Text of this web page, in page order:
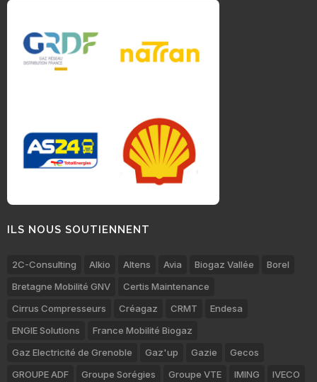
ILS NOUS SOUTIENNENT
2C-Consulting Alkio Altens Avia Biogaz Vallée
Borel
Bretagne Mobilité GNV
Certis Maintenance
Cirrus Compresseurs
Créagaz CRMT
Endesa
ENGIE Solutions
France Mobilité Biogaz
Gaz Electricité de Grenoble
Gaz'up Gazie
Gecos
GROUPE ADF
Groupe Sorégies Groupe VTE IMING IVECO